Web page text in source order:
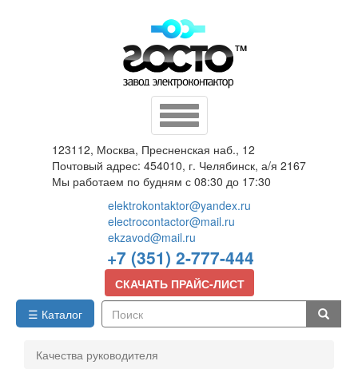
Toggle
navigation
123112, Москва, Пресненская наб., 12
Почтовый адрес: 454010, г. Челябинск, а/я 2167
Мы работаем по будням с 08:30 до 17:30
elektrokontaktor@yandex.ru
electrocontactor@mail.ru
ekzavod@mail.ru
+7 (351) 2-777-444
СКАЧАТЬ ПРАЙС-ЛИСТ
☰ Каталог
Качества руководителя